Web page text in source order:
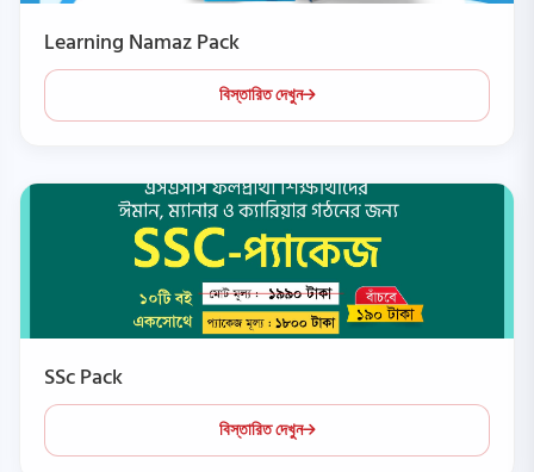
Learning Namaz Pack
বিস্তারিত দেখুন
SSc Pack
বিস্তারিত দেখুন